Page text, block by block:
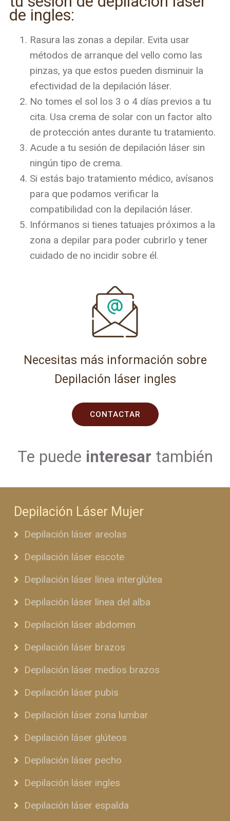
de ingles:
Rasura las zonas a depilar. Evita usar
métodos de arranque del vello como las
pinzas, ya que estos pueden disminuir la
efectividad de la depilación láser.
No tomes el sol los 3 o 4 días previos a tu
cita. Usa crema de solar con un factor alto
de protección antes durante tu tratamiento.
Acude a tu sesión de depilación láser sin
ningún tipo de crema.
Si estás bajo tratamiento médico, avísanos
para que podamos verificar la
compatibilidad con la depilación láser.
Infórmanos si tienes tatuajes próximos a la
zona a depilar para poder cubrirlo y tener
cuidado de no incidir sobre él.
Necesitas más información sobre
Depilación láser ingles
CONTACTAR
Te puede interesar también
Depilación Láser Mujer
Depilación láser areolas
Depilación láser escote
Depilación láser línea interglútea
Depilación láser línea del alba
Depilación láser abdomen
Depilación láser brazos
Depilación láser medios brazos
Depilación láser pubis
Depilación láser zona lumbar
Depilación láser glúteos
Depilación láser pecho
Depilación láser ingles
Depilación láser espalda